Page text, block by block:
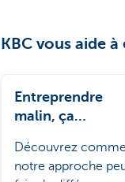
KBC vous aide
Entreprendre
malin, ça
Découvrez
notre approche